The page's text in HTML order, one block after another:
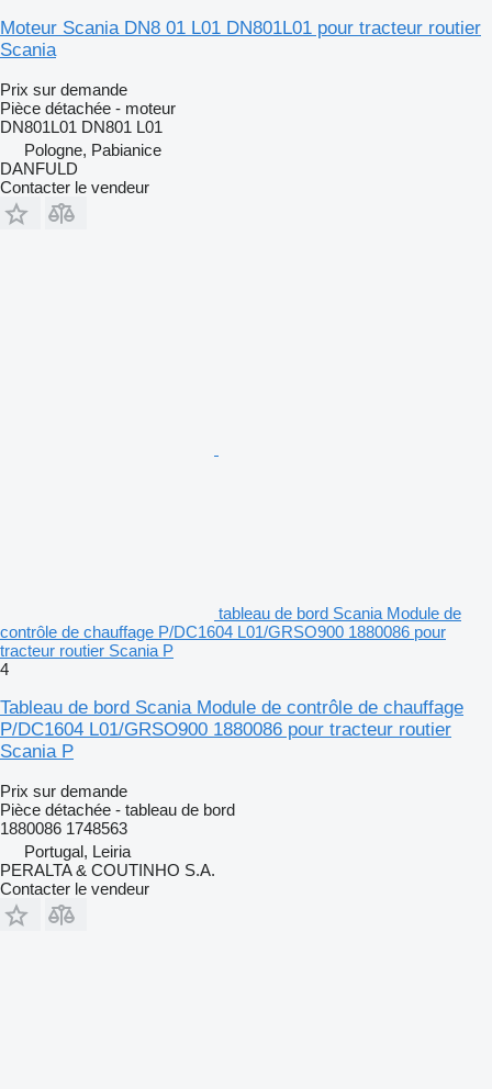
Moteur Scania DN8 01 L01 DN801L01 pour tracteur routier
Scania
Prix sur demande
Pièce détachée - moteur
DN801L01 DN801 L01
Pologne, Pabianice
DANFULD
Contacter le vendeur
tableau de bord Scania Module de
contrôle de chauffage P/DC1604 L01/GRSO900 1880086 pour
tracteur routier Scania P
4
Tableau de bord Scania Module de contrôle de chauffage
P/DC1604 L01/GRSO900 1880086 pour tracteur routier
Scania P
Prix sur demande
Pièce détachée - tableau de bord
1880086 1748563
Portugal, Leiria
PERALTA & COUTINHO S.A.
Contacter le vendeur